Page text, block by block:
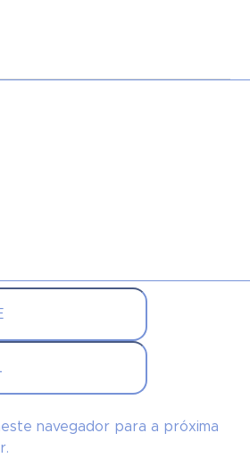
navegador para a próxima